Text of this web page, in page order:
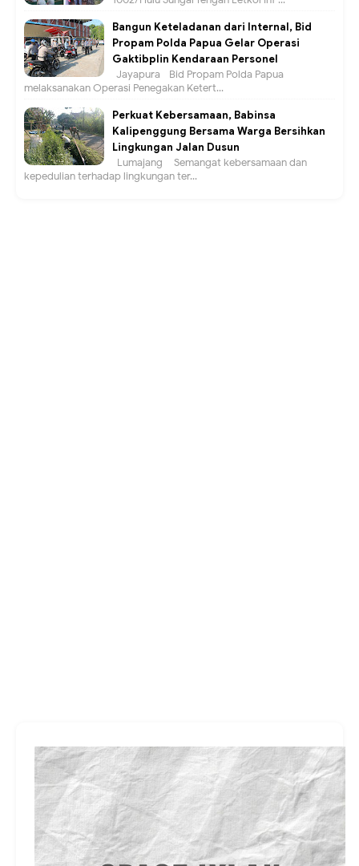
Bangun Keteladanan dari Internal, Bid
Propam Polda Papua Gelar Operasi
Gaktibplin Kendaraan Personel
Jayapura –Bid Propam Polda Papua
melaksanakan Operasi Penegakan Ketert...
Perkuat Kebersamaan, Babinsa
Kalipenggung Bersama Warga Bersihkan
Lingkungan Jalan Dusun
Lumajang – Semangat kebersamaan dan
kepedulian terhadap lingkungan ter...